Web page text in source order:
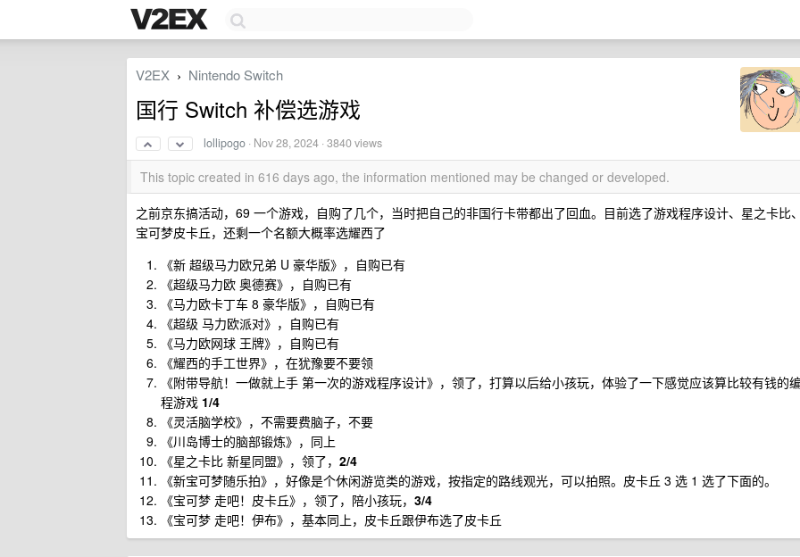
V2EX › Nintendo Switch
国行 Switch 补偿选游戏
lollipogo · Nov 28, 2024 · 3840 views
This topic created in 616 days ago, the information mentioned may be changed or developed.
之前京东搞活动，69 一个游戏，自购了几个，当时把自己的非国行卡带都出了回血。目前选了游戏程序设计、星之卡比、
宝可梦皮卡丘，还剩一个名额大概率选耀西了
《新 超级马力欧兄弟 U 豪华版》，自购已有
《超级马力欧 奥德赛》，自购已有
《马力欧卡丁车 8 豪华版》，自购已有
《超级 马力欧派对》，自购已有
《马力欧网球 王牌》，自购已有
《耀西的手工世界》，在犹豫要不要领
《附带导航！一做就上手 第一次的游戏程序设计》，领了，打算以后给小孩玩，体验了一下感觉应该算比较有钱的编
程游戏 1/4
《灵活脑学校》，不需要费脑子，不要
《川岛博士的脑部锻炼》，同上
《星之卡比 新星同盟》，领了， 2/4
《新宝可梦随乐拍》，好像是个休闲游览类的游戏，按指定的路线观光，可以拍照。皮卡丘 3 选 1 选了下面的。
《宝可梦 走吧！皮卡丘》，领了，陪小孩玩， 3/4
《宝可梦 走吧！伊布》，基本同上，皮卡丘跟伊布选了皮卡丘